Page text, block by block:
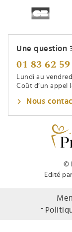
©
Edité
Une question
01 83 62
Lundi au
Coût d’un appel
Nous